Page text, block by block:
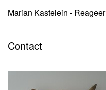
Marian Kastelein - Reageer
Contact